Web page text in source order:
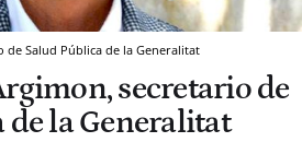
de Salud Pública de la Generalitat
secretario de
de la Generalitat